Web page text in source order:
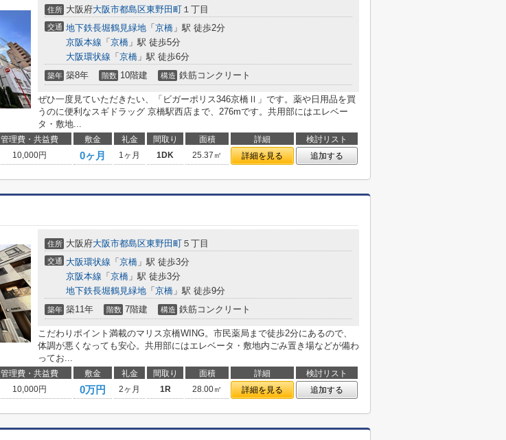
住所 大阪府大阪市都島区東野田町 １丁目
交通 地下鉄長堀鶴見緑地 「 京橋 」駅 徒歩2分
京阪本線 「 京橋 」駅 徒歩5分
大阪環状線 「 京橋 」駅 徒歩6分
築年 築8年 階数 10階建 構造 鉄筋コンクリート
ぜひ一度見ていただきたい、「ビガーポリス346京橋Ⅱ」です。薬や日用品を買
うのに便利なスギドラッグ 京橋駅西店まで、276mです。共用部にはエレベー
タ・敷地...
管理費・共益費 敷金 礼金 間取り 面積 詳細
検討リスト
10,000円 0ヶ月 1ヶ月 1DK 25.37㎡ 詳細を見る 追加する
住所 大阪府大阪市都島区東野田町 ５丁目
交通 大阪環状線 「 京橋 」駅 徒歩3分
京阪本線 「 京橋 」駅 徒歩3分
地下鉄長堀鶴見緑地 「 京橋 」駅 徒歩9分
築年 築11年 階数 7階建 構造 鉄筋コンクリート
こだわりポイント満載のマリス京橋WING。市民薬局まで徒歩2分にあるので、
体調が悪くなっても安心。共用部にはエレベータ・敷地内ごみ置き場などが備わ
ってお...
管理費・共益費 敷金 礼金 間取り 面積 詳細
検討リスト
10,000円 0万円 2ヶ月 1R 28.00㎡ 詳細を見る 追加する